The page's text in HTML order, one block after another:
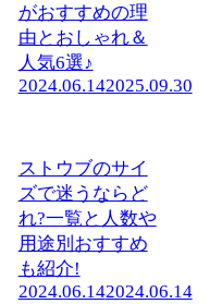
がおすすめの理
由とおしゃれ＆
人気6選♪
2024.06.142025.09.30
ストウブのサイ
ズで迷うならど
れ?一覧と人数や
用途別おすすめ
も紹介!
2024.06.142024.06.14